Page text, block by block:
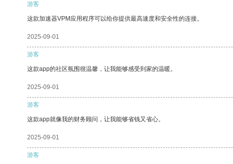
游客
这款加速器VPM应用程序可以给你提供最高速度和安全性的连接。
2025-09-01
游客
这款app的社区氛围很温馨，让我能够感受到家的温暖。
2025-09-01
游客
这款app就像我的财务顾问，让我能够省钱又省心。
2025-09-01
游客